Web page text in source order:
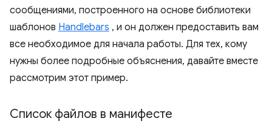
сообщениями, построенного на основе библиотеки
шаблонов Handlebars , и он должен предоставить вам
все необходимое для начала работы. Для тех, кому
нужны более подробные объяснения, давайте вместе
рассмотрим этот пример.
Список файлов в манифесте